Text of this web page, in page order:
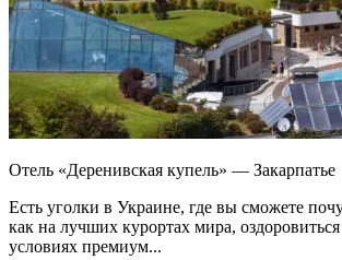
Отель «Деренивская купель» — Закарпатье
Есть уголки в Украине, где вы сможете
как на лучших курортах мира,
условиях премиум...